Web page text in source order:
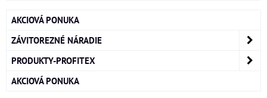
AKCIOVÁ PONUKA
ZÁVITOREZNÉ NÁRADIE
PRODUKTY-PROFITEX
AKCIOVÁ PONUKA